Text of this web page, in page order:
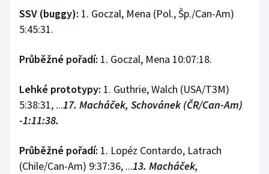
SSV (buggy): 1. Goczal, Mena (Pol., Šp./Can-Am)
5:45:31.
Průběžné pořadí: 1. Goczal, Mena 10:07:18.
Lehké prototypy: 1. Guthrie, Walch (USA/T3M)
5:38:31, ...17. Macháček, Schovánek (ČR/Can-Am)
-1:11:38.
Průběžné pořadí: 1. Lopéz Contardo, Latrach
(Chile/Can-Am) 9:37:36, ...13. Macháček,